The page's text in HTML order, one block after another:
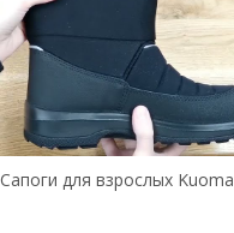
Сапоги для взрослых Kuoma